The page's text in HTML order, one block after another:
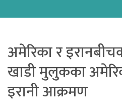
अमेरिका र
खाडी मुलुकका
इरानी आक्रमण